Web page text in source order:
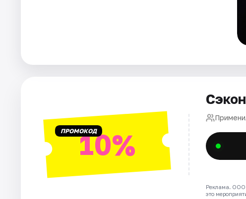
Артисты ПРОМОКОД10%
Реклама. ООО
это